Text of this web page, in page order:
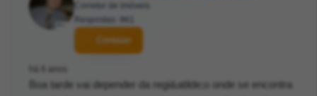
Contatar
Boa tarde vai depender da regi&atilde;o onde se encontra